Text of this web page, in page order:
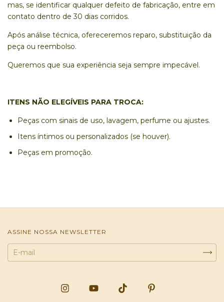
mas, se identificar qualquer defeito de fabricação, entre em
contato dentro de 30 dias corridos.
Após análise técnica, ofereceremos reparo, substituição da
peça ou reembolso.
Queremos que sua experiência seja sempre impecável.
ITENS NÃO ELEGÍVEIS PARA TROCA:
Peças com sinais de uso, lavagem, perfume ou ajustes.
Itens íntimos ou personalizados (se houver).
Peças em promoção.
ASSINE NOSSA NEWSLETTER